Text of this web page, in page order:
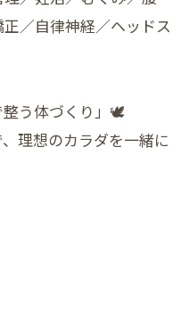
／自律神経／ヘッドス
整う体づくり」🕊
理想のカラダを一緒に